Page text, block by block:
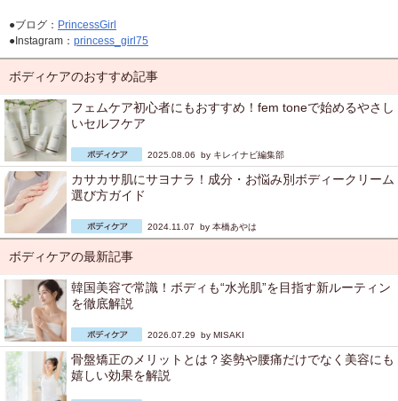
●ブログ： PrincessGirl
●Instagram： princess_girl75
ボディケアのおすすめ記事
フェムケア初心者にもおすすめ！fem toneで始めるやさし
いセルフケア
2025.08.06 by キレイナビ編集部
カサカサ肌にサヨナラ！成分・お悩み別ボディークリーム
選び方ガイド
2024.11.07 by 本橋あやは
ボディケアの最新記事
韓国美容で常識！ボディも“水光肌”を目指す新ルーティン
を徹底解説
2026.07.29 by MISAKI
骨盤矯正のメリットとは？姿勢や腰痛だけでなく美容にも
嬉しい効果を解説